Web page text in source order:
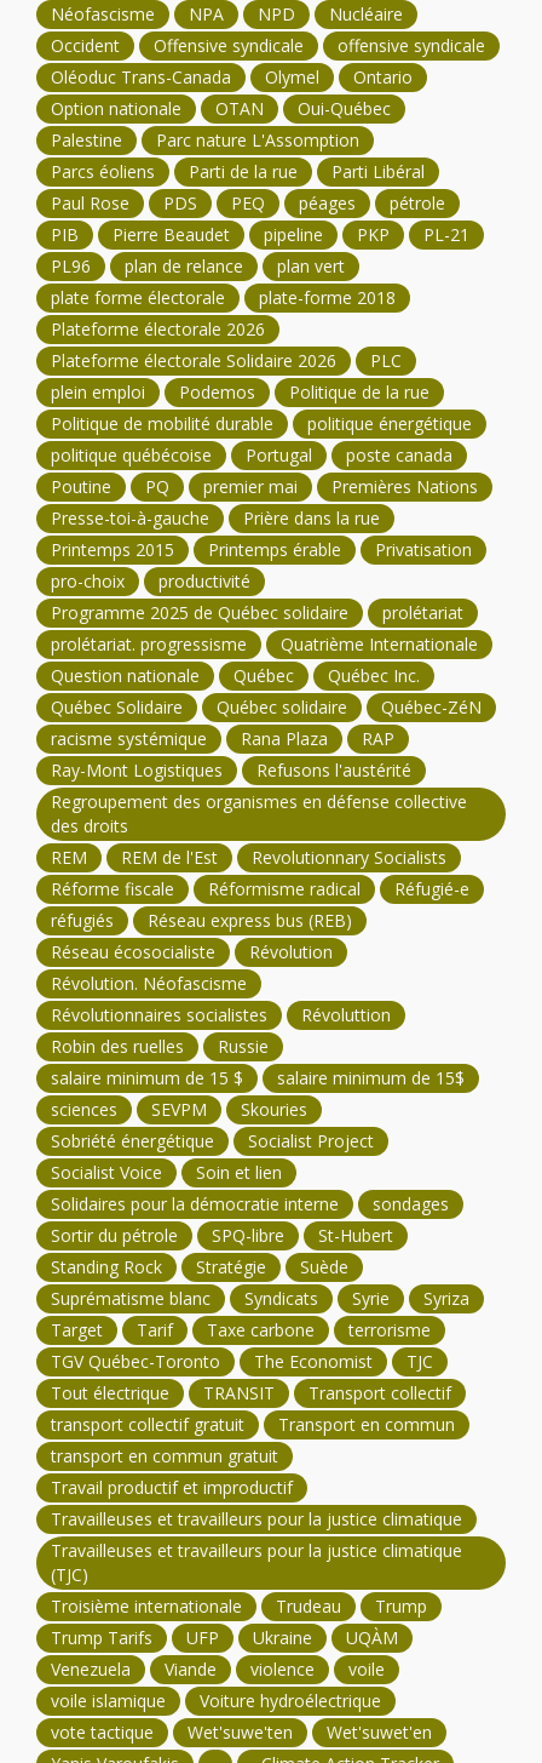
Néofascisme
NPA NPD
Nucléaire
Occident
Offensive syndicale
offensive syndicale
Oléoduc Trans-Canada
Olymel
Ontario
Option nationale
OTAN
Oui-Québec
Palestine
Parc nature L'Assomption
Parcs éoliens
Parti de la rue
Parti Libéral
Paul Rose
PDS PEQ péages
pétrole
PIB
Pierre Beaudet pipeline PKP
PL-21
PL96
plan de relance
plan vert
plate forme électorale
plate-forme 2018
Plateforme électorale 2026
Plateforme électorale Solidaire 2026
PLC
plein emploi
Podemos
Politique de la rue
Politique de mobilité durable
politique énergétique
politique québécoise
Portugal
poste canada
Poutine
PQ premier mai
Premières Nations
Presse-toi-à-gauche
Prière dans la rue
Printemps 2015
Printemps érable
Privatisation
pro-choix
productivité
Programme 2025 de Québec solidaire
prolétariat
prolétariat. progressisme
Quatrième Internationale
Question nationale
Québec
Québec Inc.
Québec Solidaire
Québec solidaire
Québec-ZéN
racisme systémique
Rana Plaza
RAP
Ray-Mont Logistiques
Refusons l'austérité
Regroupement des organismes en défense collective
des droits
REM
REM de l'Est
Revolutionnary Socialists
Réforme fiscale
Réformisme radical
Réfugié-e
réfugiés
Réseau express bus (REB)
Réseau écosocialiste
Révolution
Révolution. Néofascisme
Révolutionnaires socialistes
Révoluttion
Robin des ruelles
Russie
salaire minimum de 15 $
salaire minimum de 15$
sciences
SEVPM
Skouries
Sobriété énergétique
Socialist Project
Socialist Voice
Soin et lien
Solidaires pour la démocratie interne
sondages
Sortir du pétrole
SPQ-libre
St-Hubert
Standing Rock
Stratégie
Suède
Suprématisme blanc
Syndicats Syrie
Syriza
Target
Tarif Taxe carbone
terrorisme
TGV Québec-Toronto
The Economist
TJC
Tout électrique
TRANSIT
Transport collectif
transport collectif gratuit
Transport en commun
transport en commun gratuit
Travail productif et improductif
Travailleuses et travailleurs pour la justice climatique
Travailleuses et travailleurs pour la justice climatique
(TJC)
Troisième internationale
Trudeau
Trump
Trump Tarifs
UFP Ukraine
UQÀM
Venezuela
Viande violence
voile
voile islamique
Voiture hydroélectrique
vote tactique
Wet'suwe'ten
Wet'suwet'en